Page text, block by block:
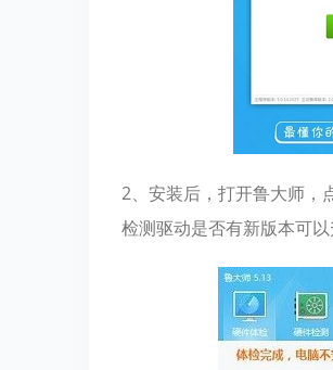
2、安装后，打开鲁大师，
检测驱动是否有新版本可